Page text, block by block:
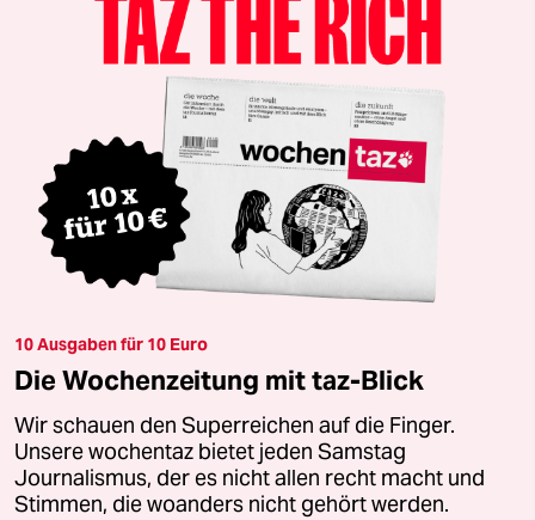
10 Ausgaben für 10 Euro
Die Wochenzeitung mit taz-Blick
Wir schauen den Superreichen auf die Finger.
Unsere wochentaz bietet jeden Samstag
Journalismus, der es nicht allen recht macht und
Stimmen, die woanders nicht gehört werden.